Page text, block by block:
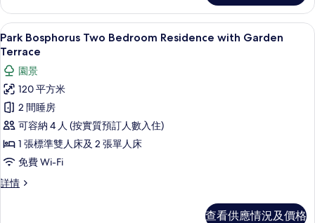
的
相
片
Residence
with
Garden
Terrace
情
載
入
所
有
Park
Bosphorus
Two
Bedroom
Residence
with
迷你吧、房內夾萬、書桌、遮光窗簾/
4
Park Bosphorus Two Bedroom Residence with Garden
Terrace
園景
120 平方米
2 間睡房
可容納 4 人 (按實質預訂人數入住)
1 張標準雙人床及 2 張單人床
免費 Wi-Fi
詳情
Park
查看供應情況及價格